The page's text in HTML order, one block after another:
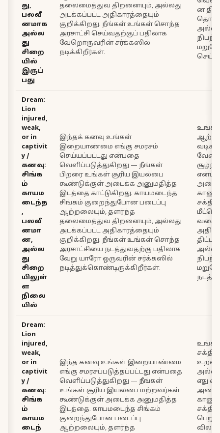
து,
பலவீ
னமாக
அல்ல
து
சிறை
யில்
இருப்
பது
தலைமைத்துவ திறனையும், அல்லது
அடக்கப்பட்ட அதிகாரத்தையும்
குறிக்கிறது. நீங்கள் உங்கள் சொந்த
அரசாட்சி செய்வதற்குப் பதிலாக
வேறொருவரின் சர்க்கஸில்
நடிக்கிறீர்கள்.
ன
Dream:
Lion
injured,
weak,
or in
captivit
y /
கனவு:
சிங்க
ம்
காயம
டைந்த
,
பலவீ
னமா
ன,
அல்ல
து
சிறை
யிலுள்
ள
நிலை
யில்
இந்தக் கனவு உங்கள்
இறையாண்மை எங்கு சமரசம்
செய்யப்பட்டது என்பதை
வெளிப்படுத்துகிறது — நீங்கள்
பிறரை உங்கள் சூரிய இயல்பை
கூண்டுக்குள் அடைக்க அனுமதித்த
இடத்தை காட்டுகிறது. காயமடைந்த
சிங்கம் குறைந்துபோன படைப்பு
ஆற்றலையும், தளர்ந்த
தலைமைத்துவ திறனையும், அல்லது
அடக்கப்பட்ட அதிகாரத்தையும்
குறிக்கிறது. நீங்கள் உங்கள் சொந்த
அரசாட்சியை நடத்துவதற்கு பதிலாக
வேறு யாரோ ஒருவரின் சர்க்கஸில்
நடித்துக்கொண்டிருக்கிறீர்கள்.
Dream:
Lion
injured,
weak,
or in
captivit
y /
கனவு:
சிங்க
ம்
காயம
டைந்
இந்த கனவு உங்கள் இறையாண்மை
எங்கு சமரசப்படுத்தப்பட்டது என்பதை
வெளிப்படுத்துகிறது — நீங்கள்
உங்கள் சூரிய இயல்பை மற்றவர்கள்
கூண்டுக்குள் அடைக்க அனுமதித்த
இடத்தை. காயமடைந்த சிங்கம்
குறைந்துபோன படைப்பு
ஆற்றலையும், தளர்ந்த
எது